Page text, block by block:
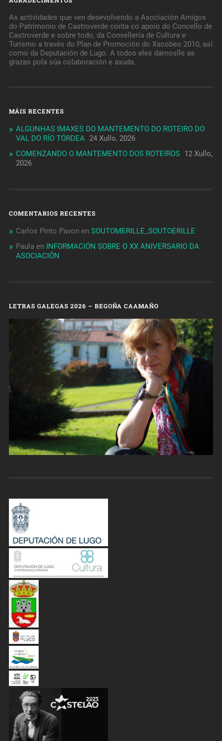
As actividades que ven desevolvendo a Asociación Amigos
do Patrimonio de Castroverde conta co apoio do Concello de
Castroverde e sobre todo, da Consellería de Cultura e
Turismo a través do Plan de Promoción do Xacobeo 2010, así
como da Deputación de Lugo. A todos eles dámoslle as
grazas pola súa colaboración e axuda.
MÁIS RECENTES
ALGUNHAS IMAXES DO MANTEMENTO DO ROTEIRO DO
VAL DO RÍO TÓRDEA 24 Xullo, 2026
COMENZANDO O MANTEMENTO DOS ROTEIROS 12 Xullo,
2026
COMENTARIOS RECENTES
Carlos Pinto Pavon en SOUTOMERILLE_SOUTOERILLE
Paula en INFORMACIÓN SOBRE O XX ANIVERSARIO DA
ASOCIACIÓN
LETRAS GALEGAS 2026 – BEGOÑA CAAMAÑO